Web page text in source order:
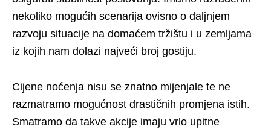
nekoliko mogućih scenarija ovisno o daljnjem
razvoju situacije na domaćem tržištu i u zemljama
iz kojih nam dolazi najveći broj gostiju.
Cijene noćenja nisu se znatno mijenjale te ne
razmatramo mogućnost drastičnih promjena istih.
Smatramo da takve akcije imaju vrlo upitne